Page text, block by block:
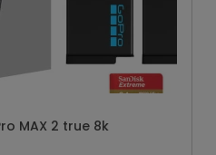
MAX 2 true 8k